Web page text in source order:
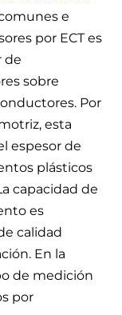
e
por ECT es
de
sobre
Por
esta
espesor de
plásticos
capacidad de
es
calidad
En la
de medición
por